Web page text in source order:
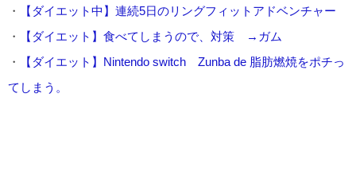
・
【ダイエット中】連続5日のリングフィットアドベンチャー
・
【ダイエット】食べてしまうので、対策 →ガム
・
【ダイエット】Nintendo switch Zunba de 脂肪燃焼をポチっ
てしまう。